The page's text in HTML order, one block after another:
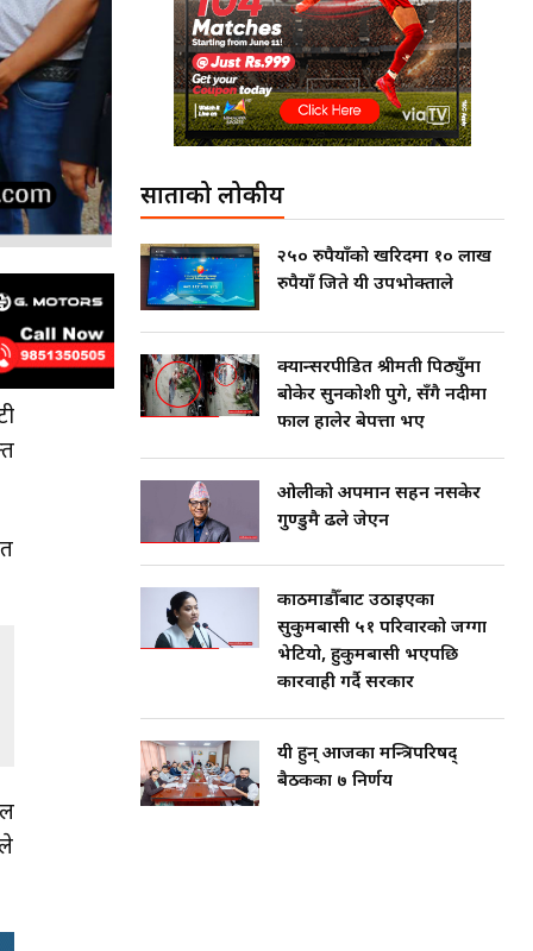
साताको लोकप्रीय
२५० रुपैयाँको खरिदमा १० लाख
रुपैयाँ जिते यी उपभोक्ताले
क्यान्सरपीडित श्रीमती पिठ्युँमा
बोकेर सुनकोशी पुगे, सँगै नदीमा
फाल हालेर बेपत्ता भए
ओलीको अपमान सहन नसकेर
गुण्डुमै ढले जेएन
काठमाडौँबाट उठाइएका
सुकुमबासी ५१ परिवारको जग्गा
भेटियो, हुकुमबासी भएपछि
कारवाही गर्दै सरकार
यी हुन् आजका मन्त्रिपरिषद्
बैठकका ७ निर्णय